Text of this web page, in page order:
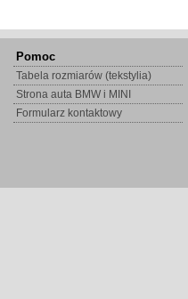
Pomoc
Tabela rozmiarów (tekstylia)
Strona auta BMW i MINI
Formularz kontaktowy